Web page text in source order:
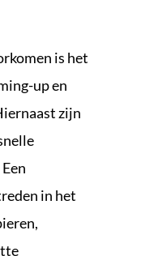
is het
up en
zijn
in het